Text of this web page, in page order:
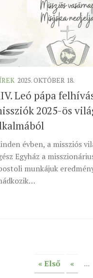
2025. OKTÓBER 18.
Leó pápa
2025-ös
évben, a missziós
Egyház a
munkájuk
« Első « ...